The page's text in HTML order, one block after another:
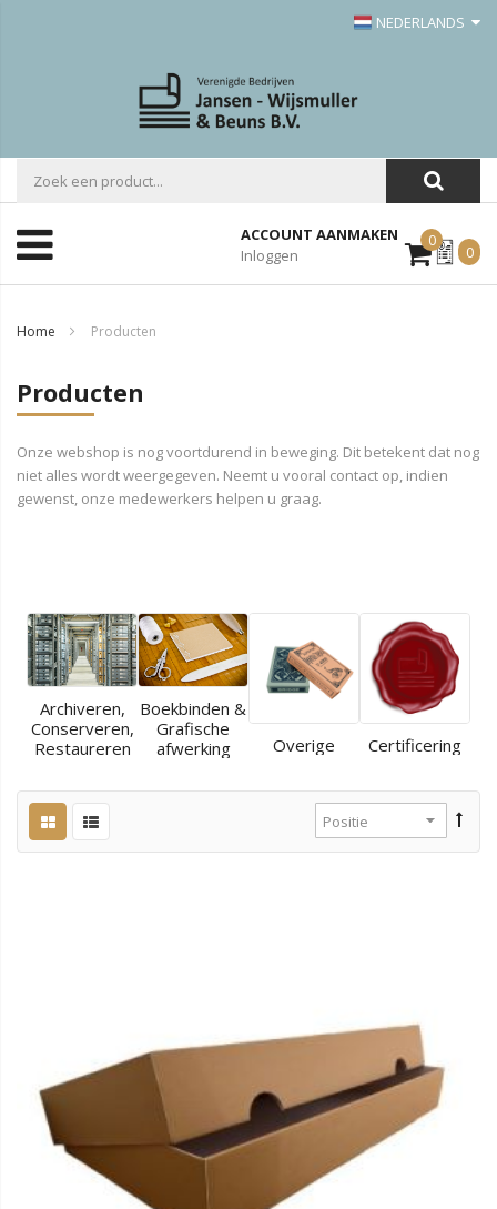
NEDERLANDS
ACCOUNT AANMAKEN
Inloggen
0Mijn
Offerte
0
Home Producten
Producten
Onze webshop is nog voortdurend in beweging. Dit betekent dat nog
niet alles wordt weergegeven. Neemt u vooral contact op, indien
gewenst, onze medewerkers helpen u graag.
Archiveren,
Conserveren,
Restaureren
Boekbinden &
Grafische
afwerking
Overige Certificering